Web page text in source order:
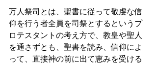
万人祭司とは、聖書に従って敬虔な信
仰を行う者全員を司祭とするというプ
ロテスタントの考え方で、教皇や聖人
を通さずとも、聖書を読み、信仰によ
って、直接神の前に出て恵みを受ける